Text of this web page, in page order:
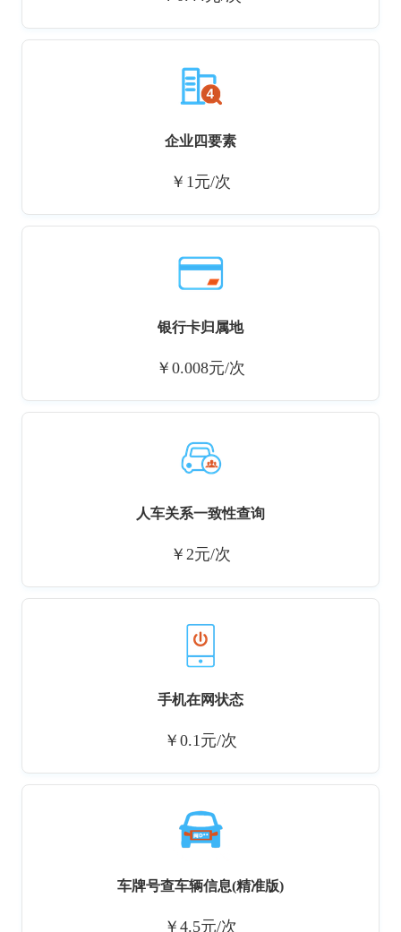
企业四要素
￥1元/次
银行卡归属地
￥0.008元/次
人车关系一致性查询
￥2元/次
手机在网状态
￥0.1元/次
车牌号查车辆信息(精准版)
￥4.5元/次